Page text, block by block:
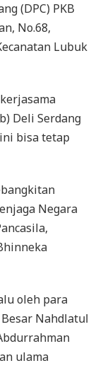
(DPC) PKB
No.68,
Lubuk
Deli Serdang
bisa tetap
Negara
oleh para
Nahdlatul
ulama